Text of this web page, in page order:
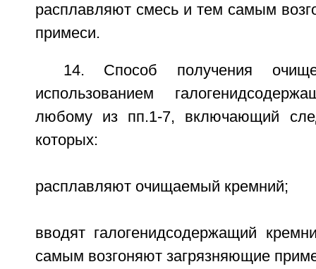
расплавляют смесь и тем самым
примеси.
14. Способ получения
использованием
любому из пп.1-7, включающий
которых:
расплавляют очищаемый кремний;
вводят галогенидсодержащий
самым возгоняют загрязняющие